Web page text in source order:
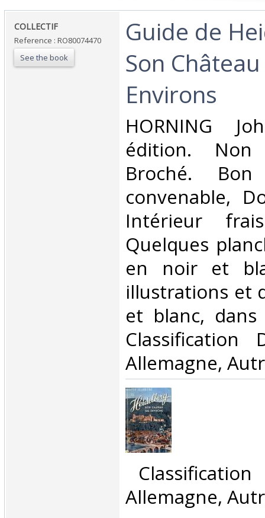
‎COLLECTIF‎
Reference : RO80074470
See the book
‎Guide de
Son
Environs‎
‎HORNING
édition.
Broché.
convenable,
Intérieur
Quelques
en noir et
illustrations et
et blanc,
Classification
Allemagne,
Allemagne,